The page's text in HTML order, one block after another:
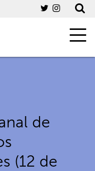
de
(12 de